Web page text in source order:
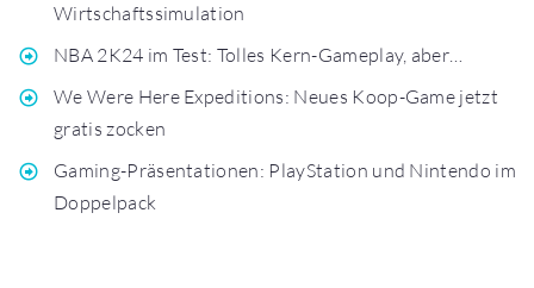
Wirtschaftssimulation
NBA 2K24 im Test: Tolles Kern-Gameplay, aber…
We Were Here Expeditions: Neues Koop-Game jetzt
gratis zocken
Gaming-Präsentationen: PlayStation und Nintendo im
Doppelpack